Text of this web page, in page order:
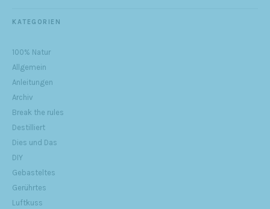
KATEGORIEN
100% Natur
Allgemein
Anleitungen
Archiv
Break the rules
Destilliert
Dies und Das
DIY
Gebasteltes
Gerührtes
Luftkuss